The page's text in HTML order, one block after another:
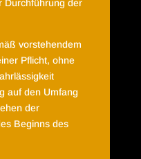
Durchführung der
vorstehendem
Pflicht, ohne
auf den Umfang
der
Beginns des